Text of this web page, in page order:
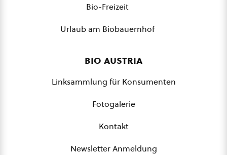
Bio-Freizeit
Urlaub am Biobauernhof
bio austria
Linksammlung für Konsumenten
Fotogalerie
Kontakt
Newsletter Anmeldung